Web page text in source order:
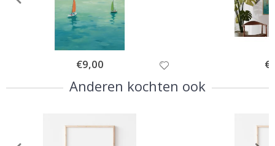
Special
Price
€9,00
Anderen kochten ook